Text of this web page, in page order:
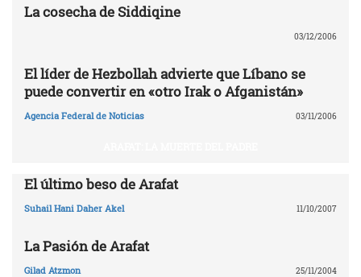
La cosecha de Siddiqine
03/12/2006
El líder de Hezbollah advierte que Líbano se
puede convertir en «otro Irak o Afganistán»
Agencia Federal de Noticias 03/11/2006
El último beso de Arafat
Suhail Hani Daher Akel 11/10/2007
La Pasión de Arafat
Gilad Atzmon 25/11/2004